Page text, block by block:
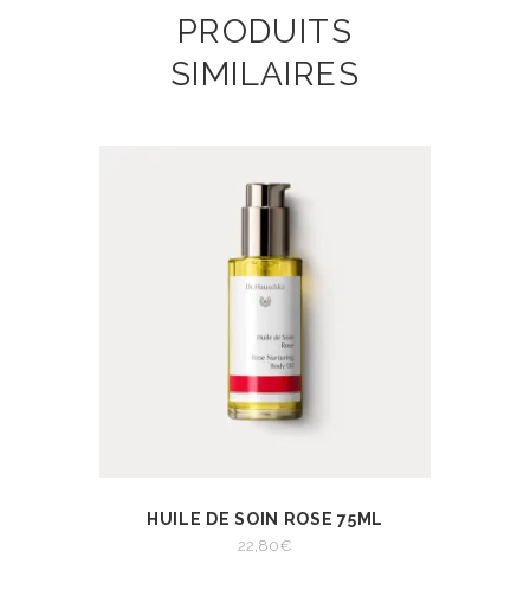
PRODUITS
SIMILAIRES
VIEW
AJOUTER AU
PANIER
HUILE DE SOIN ROSE 75ML
22,80€